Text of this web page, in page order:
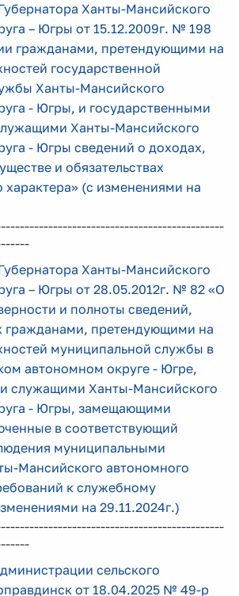
Ханты-Мансийского
– Югры от 15.12.2009г. № 198
гражданами, претендующими на
государственной
Ханты-Мансийского
- Югры, и государственными
Ханты-Мансийского
- Югры сведений о доходах,
и обязательствах
характера» (с изменениями на
Ханты-Мансийского
– Югры от 28.05.2012г. № 82 «О
и полноты сведений,
гражданами, претендующими на
муниципальной службы в
автономном округе - Югре,
служащими Ханты-Мансийского
- Югры, замещающими
в соответствующий
муниципальными
Мансийского автономного
к служебному
на 29.11.2024г.)
сельского
от 18.04.2025 № 49-р